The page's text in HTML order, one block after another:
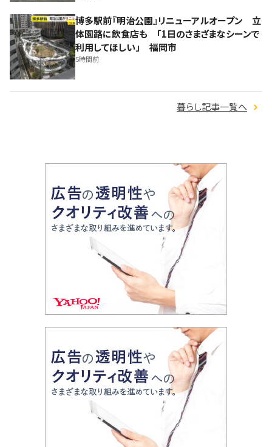
博多駅前『明治公園』リニューアルオープン 立
体園路に飲食店も 「1日のさまざまなシーンで
利用してほしい」 福岡市
5時間前
暮らし記事一覧へ